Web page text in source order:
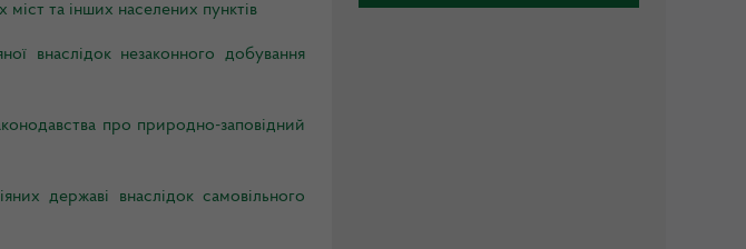
та інших населених пунктів
внаслідок незаконного добування
про природно-заповідний
державі внаслідок самовільного